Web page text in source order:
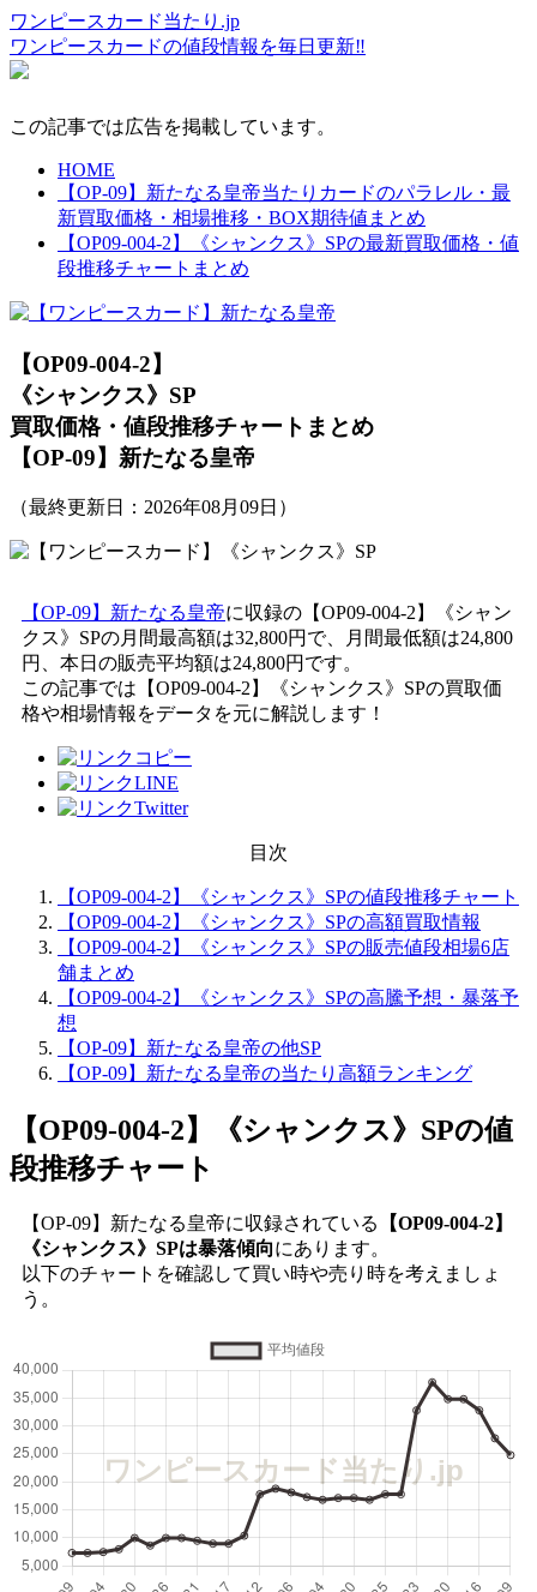
ワンピースカード当たり.jp
ワンピースカードの値段情報を毎日更新‼
この記事では広告を掲載しています。
HOME
【OP-09】新たなる皇帝当たりカードのパラレル・最
新買取価格・相場推移・BOX期待値まとめ
【OP09-004-2】《シャンクス》SPの最新買取価格・値
段推移チャートまとめ
【OP09-004-2】
《シャンクス》SP
買取価格・値段推移チャートまとめ
【OP-09】新たなる皇帝
（最終更新日： 2026年08月09日 ）
【OP-09】新たなる皇帝に収録の【OP09-004-2】《シャン
クス》SPの月間最高額は32,800円で、月間最低額は24,800
円、本日の販売平均額は24,800円です。
この記事では【OP09-004-2】《シャンクス》SPの買取価
格や相場情報をデータを元に解説します！
目次
【OP09-004-2】《シャンクス》SPの値段推移チャート
【OP09-004-2】《シャンクス》SPの高額買取情報
【OP09-004-2】《シャンクス》SPの販売値段相場6店
舗まとめ
【OP09-004-2】《シャンクス》SPの高騰予想・暴落予
想
【OP-09】新たなる皇帝の他SP
【OP-09】新たなる皇帝の当たり高額ランキング
【OP09-004-2】《シャンクス》SPの値
段推移チャート
【OP-09】新たなる皇帝に収録されている
【OP09-004-2】
《シャンクス》SPは暴落傾向にあります。
以下のチャートを確認して買い時や売り時を考えましょ
う。